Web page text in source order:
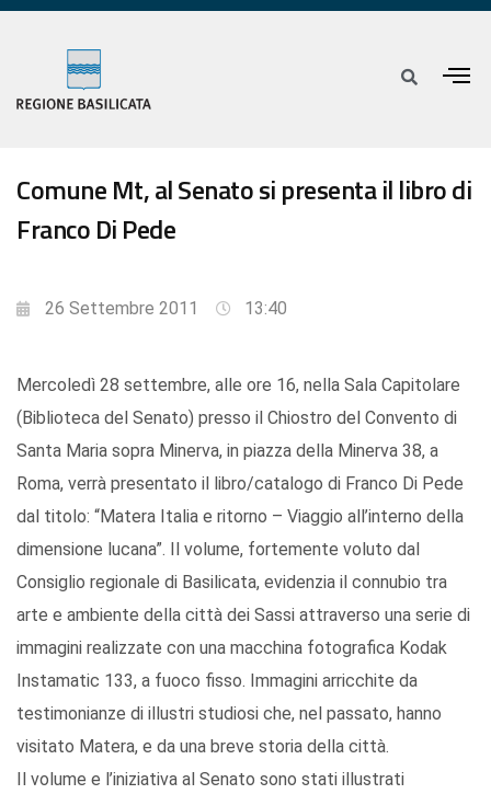
Comune Mt, al Senato si presenta il libro di
Franco Di Pede
26 Settembre 2011 13:40
Mercoledì 28 settembre, alle ore 16, nella Sala Capitolare
(Biblioteca del Senato) presso il Chiostro del Convento di
Santa Maria sopra Minerva, in piazza della Minerva 38, a
Roma, verrà presentato il libro/catalogo di Franco Di Pede
dal titolo: “Matera Italia e ritorno – Viaggio all’interno della
dimensione lucana”. Il volume, fortemente voluto dal
Consiglio regionale di Basilicata, evidenzia il connubio tra
arte e ambiente della città dei Sassi attraverso una serie di
immagini realizzate con una macchina fotografica Kodak
Instamatic 133, a fuoco fisso. Immagini arricchite da
testimonianze di illustri studiosi che, nel passato, hanno
visitato Matera, e da una breve storia della città.
Il volume e l’iniziativa al Senato sono stati illustrati